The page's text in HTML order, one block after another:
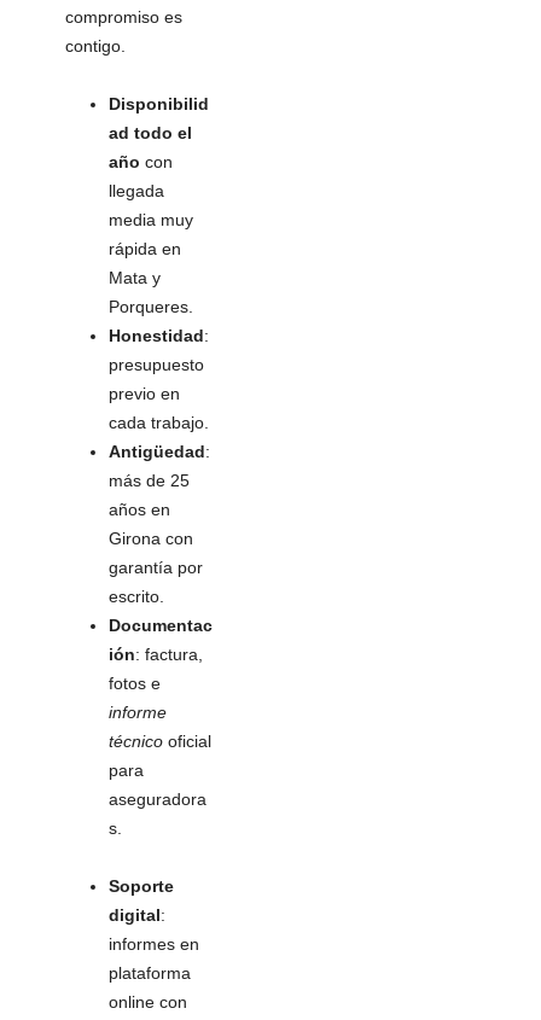
compromiso es
contigo.
Disponibilid
ad todo el
año con
llegada
media muy
rápida en
Mata y
Porqueres.
Honestidad:
presupuesto
previo en
cada trabajo.
Antigüedad:
más de 25
años en
Girona con
garantía por
escrito.
Documentac
ión: factura,
fotos e
informe
técnico oficial
para
aseguradora
s.
Soporte
digital:
informes en
plataforma
online con